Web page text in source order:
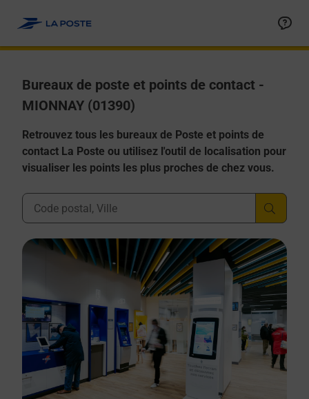
Bureaux de poste et points de contact -
MIONNAY (01390)
Retrouvez tous les bureaux de Poste et points de
contact La Poste ou utilisez l'outil de localisation pour
visualiser les points les plus proches de chez vous.
Ville, Département, Code Postal